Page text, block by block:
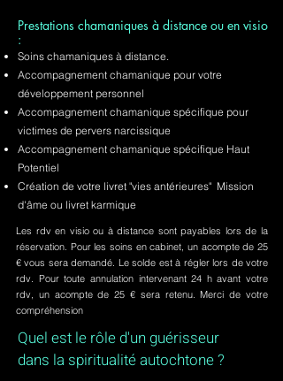
Prestations chamaniques à distance ou en visio
:
Soins chamaniques à distance.
Accompagnement chamanique pour votre
développement personnel
Accompagnement chamanique spécifique pour
victimes de pervers narcissique
Accompagnement chamanique spécifique Haut
Potentiel
Création de votre livret "vies antérieures" Mission
d'âme ou livret karmique
Les rdv en visio ou à distance sont payables lors de la
réservation. Pour les soins en cabinet, un acompte de 25
€ vous sera demandé. Le solde est à régler lors de votre
rdv. Pour toute annulation intervenant 24 h avant votre
rdv, un acompte de 25 € sera retenu. Merci de votre
compréhension
Quel est le rôle d'un guérisseur
dans la spiritualité autochtone ?